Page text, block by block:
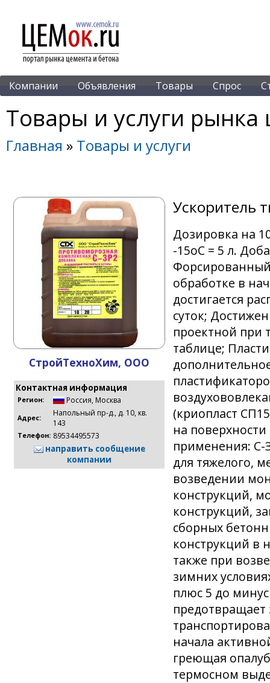
Компании Объявления Товары Спрос
Товары и услуги рынка
Главная » Товары и услуги
СтройТехноХим, ООО
Контактная информация
Регион: Россия, Москва
Адрес:
Напольный пр-д., д. 10, кв.
143
Телефон: 89534495573
направить сообщение
компании
Ускоритель
Дозировка на
-15oС = 5 л.
обработке в
достигается
суток;
проектной при
таблице;
(криопласт
на
применения: С-
для тяжелого,
возведении
конструкций,
конструкций,
сборных
конструкций в
также при
зимних
плюс 5 до
начала
греющая
термосном